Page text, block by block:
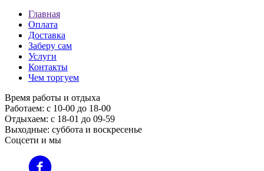
Главная
Оплата
Доставка
Заберу сам
Услуги
Контакты
Чем торгуем
Время работы и отдыха
Работаем: с 10-00 до 18-00
Отдыхаем: с 18-01 до 09-59
Выходные: суббота и воскресенье
Соцсети и мы